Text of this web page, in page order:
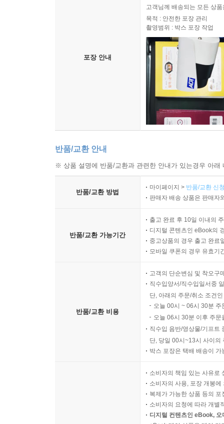
포장 안내
고객님께 배송되는 모든 상
목적 : 안전한 포장 관리
촬영범위 : 박스 포장 작업
반품/교환 안내
※ 상품 설명에 반품/교환과 관련한 안내가 있는경우 아
반품/교환 방법
마이페이지 > 반품/교환 신
판매자 배송 상품은 판매자
반품/교환 가능기간
출고 완료 후 10일 이내의
디지털 콘텐츠인 eBook의
중고상품의 경우 출고 완료
모바일 쿠폰의 경우 유효기
반품/교환 비용
고객의 단순변심 및 착오구
직수입양서/직수입일서중
단, 아래의 주문/취소 조건
오늘 00시 ~ 06시 30분
오늘 06시 30분 이후 주
직수입 음반/영상물/기프트
단, 당일 00시~13시 사이의
박스 포장은 택배 배송이
소비자의 책임 있는 사유로
소비자의 사용, 포장 개봉
복제가 가능한 상품 등의
소비자의 요청에 따라 개별
디지털 컨텐츠인 eBook,